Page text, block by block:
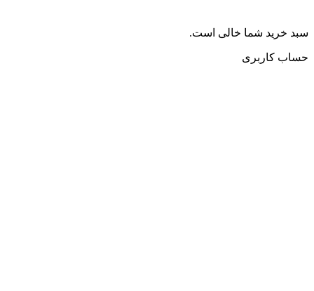
سبد خرید شما خالی است.
حساب کاربری